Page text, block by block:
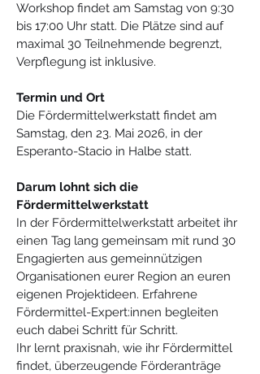
Workshop findet am Samstag von 9:30
bis 17:00 Uhr statt. Die Plätze sind auf
maximal 30 Teilnehmende begrenzt,
Verpflegung ist inklusive.
Termin und Ort
Die Fördermittelwerkstatt findet am
Samstag, den 23. Mai 2026, in der
Esperanto-Stacio in Halbe statt.
Darum lohnt sich die
Fördermittelwerkstatt
In der Fördermittelwerkstatt arbeitet ihr
einen Tag lang gemeinsam mit rund 30
Engagierten aus gemeinnützigen
Organisationen eurer Region an euren
eigenen Projektideen. Erfahrene
Fördermittel-Expert:innen begleiten
euch dabei Schritt für Schritt.
Ihr lernt praxisnah, wie ihr Fördermittel
findet, überzeugende Förderanträge